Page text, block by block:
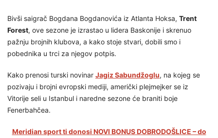
Bivši saigrač Bogdana Bogdanovića iz Atlanta Hoksa, Trent
Forest, ove sezone je izrastao u lidera Baskonije i skrenuo
pažnju brojnih klubova, a kako stoje stvari, dobili smo i
pobednika u trci za njegov potpis.
Kako prenosi turski novinar Jagiz Sabundžoglu, na kojeg se
pozivaju i brojni evropski mediji, američki plejmejker se iz
Vitorije seli u Istanbul i naredne sezone će braniti boje
Fenerbahčea.
Meridian sport ti donosi NOVI BONUS DOBRODOŠLICE – do